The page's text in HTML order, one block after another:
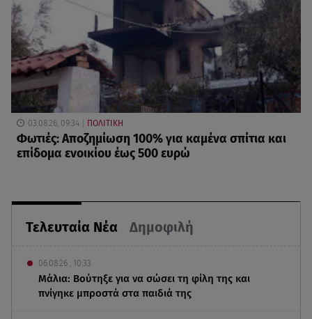
Τελευταία Νέα Δημοφιλή
06.08.26 , 10:33
Μάλια: Βούτηξε για να σώσει τη φίλη της και
πνίγηκε μπροστά στα παιδιά της
03.08.26, 09:34 ΠΟΛΙΤΙΚΗ
Φωτιές: Αποζημίωση 100% για καμένα σπίτια και
επίδομα ενοικίου έως 500 ευρώ